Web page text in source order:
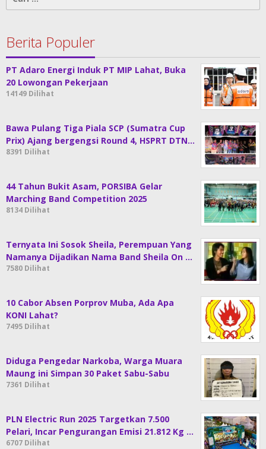
Berita Populer
PT Adaro Energi Induk PT MIP Lahat, Buka
20 Lowongan Pekerjaan
14149 Dilihat
Bawa Pulang Tiga Piala SCP (Sumatra Cup
Prix) Ajang bergengsi Round 4, HSPRT DTN…
8391 Dilihat
44 Tahun Bukit Asam, PORSIBA Gelar
Marching Band Competition 2025
8134 Dilihat
Ternyata Ini Sosok Sheila, Perempuan Yang
Namanya Dijadikan Nama Band Sheila On …
7580 Dilihat
10 Cabor Absen Porprov Muba, Ada Apa
KONI Lahat?
7495 Dilihat
Diduga Pengedar Narkoba, Warga Muara
Maung ini Simpan 30 Paket Sabu-Sabu
7361 Dilihat
PLN Electric Run 2025 Targetkan 7.500
Pelari, Incar Pengurangan Emisi 21.812 Kg …
6707 Dilihat